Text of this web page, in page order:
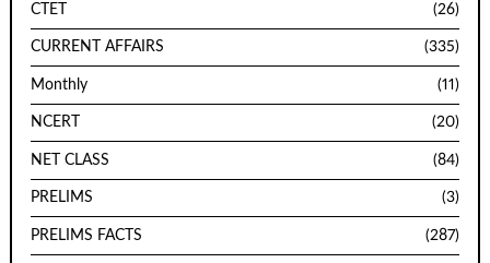
CTET (26)
CURRENT AFFAIRS (335)
Monthly (11)
NCERT (20)
NET CLASS (84)
PRELIMS (3)
PRELIMS FACTS (287)